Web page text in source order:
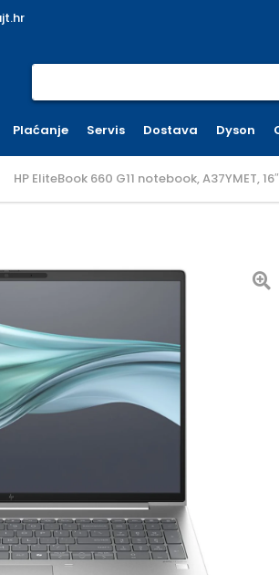
Plaćanje Servis Dostava Dyson
HP EliteBook 660 G11 notebook, A37YMET,